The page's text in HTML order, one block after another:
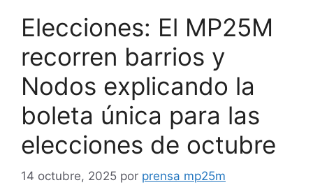
Elecciones: El MP25M
recorren barrios y
Nodos explicando la
boleta única para las
elecciones de octubre
14 octubre, 2025 por prensa mp25m